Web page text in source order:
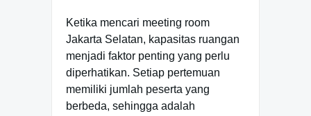
Ketika mencari meeting room
Jakarta Selatan, kapasitas ruangan
menjadi faktor penting yang perlu
diperhatikan. Setiap pertemuan
memiliki jumlah peserta yang
berbeda, sehingga adalah